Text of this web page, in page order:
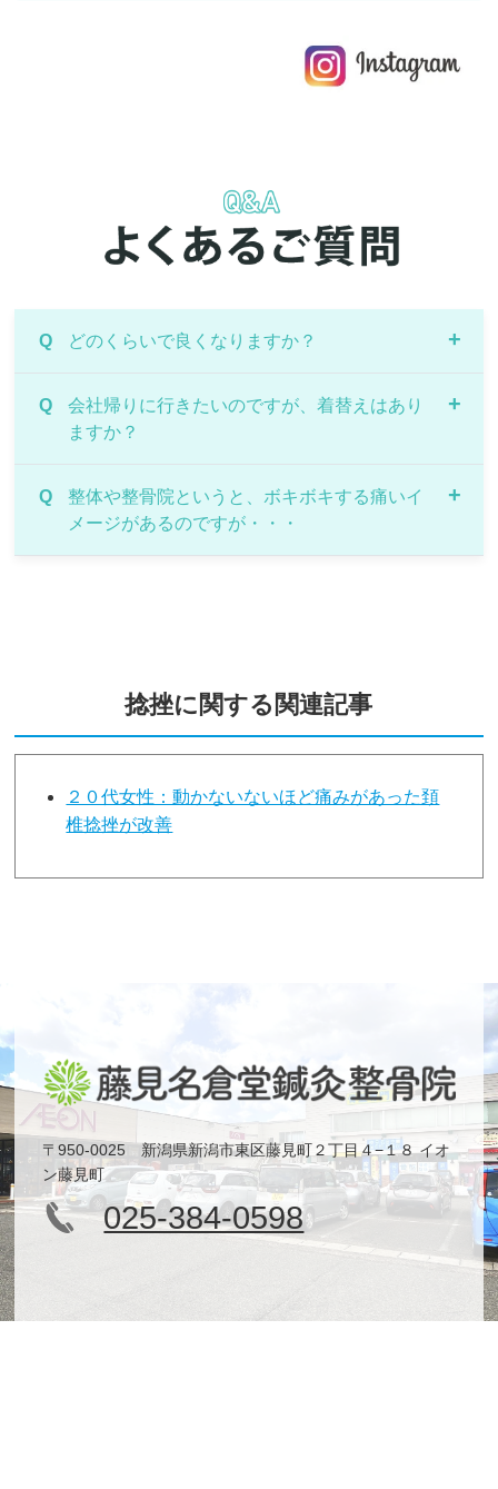
Q どのくらいで良くなりますか？
A
症状により異なりますが、痛みや違和感などがあ
るようでしたら続けてご来院していただき、経過
症状の原因である根本を改善していくためには、
約1～３ヶ月を目安とお考えください。
Q
会社帰りに行きたいのですが、着替えはあり
ますか？
A
お着替えが必要な方には、施術着や短パンをご用
意しております。
Q
整体や整骨院というと、ボキボキする痛いイ
メージがあるのですが・・・
捻挫に関する関連記事
２０代女性：動かないないほど痛みがあった頚
椎捻挫が改善
〒950-0025 新潟県新潟市東区藤見町２丁目４−１８ イオ
ン藤見町
025-384-0598